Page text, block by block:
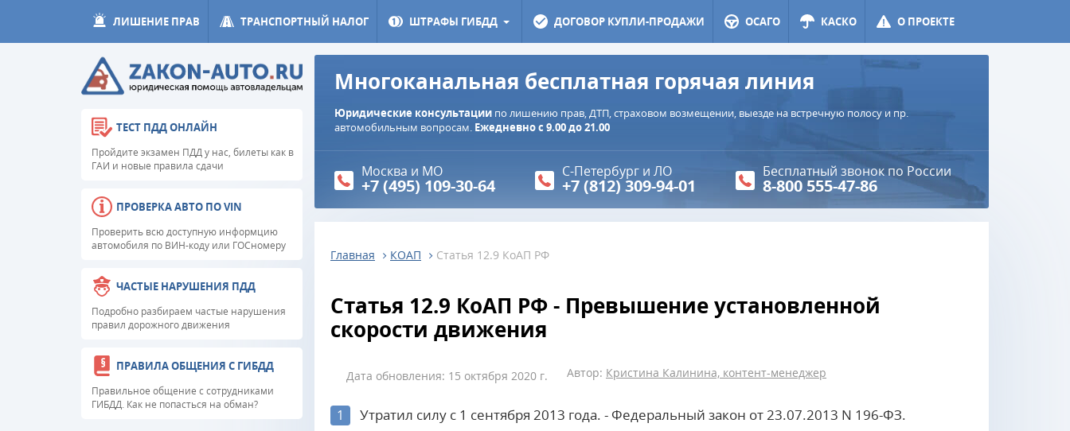
ЛИШЕНИЕ ПРАВ ТРАНСПОРТНЫЙ НАЛОГ ШТРАФЫ ГИБДД ДОГОВОР КУПЛИ-ПРОДАЖИ ОСАГО КАСКО О ПРОЕКТЕ
Многоканальная бесплатная горячая линия
Юридические консультации по лишению прав, ДТП, страховом возмещении, выезде на встречную полосу и пр.
автомобильным вопросам. Ежедневно с 9.00 до 21.00
Москва и МО
+7 (495) 109-30-64
С-Петербург и ЛО
+7 (812) 309-94-01
Бесплатный звонок по России
8-800 555-47-86
Главная КОАП Статья 12.9 КоАП РФ
Статья 12.9 КоАП РФ - Превышение установленной
скорости движения
Дата обновления: 15 октября 2020 г. Автор: Кристина Калинина, контент-менеджер
1 Утратил силу с 1 сентября 2013 года. - Федеральный закон от 23.07.2013 N 196-ФЗ.
ТЕСТ ПДД ОНЛАЙН
Пройдите экзамен ПДД у нас, билеты как в
ГАИ и новые правила сдачи
ПРОВЕРКА АВТО ПО VIN
Проверить всю доступную информцию
автомобиля по ВИН-коду или ГОСномеру
ЧАСТЫЕ НАРУШЕНИЯ ПДД
Подробно разбираем частые нарушения
правил дорожного движения
ПРАВИЛА ОБЩЕНИЯ С ГИБДД
Правильное общение с сотрудниками
ГИБДД. Как не попасться на обман?